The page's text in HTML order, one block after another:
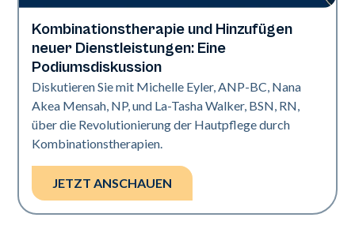
Art of Diversity
Kombinationstherapie und Hinzufügen
neuer Dienstleistungen: Eine
Podiumsdiskussion
Diskutieren Sie mit Michelle Eyler, ANP-BC, Nana
Akea Mensah, NP, und La-Tasha Walker, BSN, RN,
über die Revolutionierung der Hautpflege durch
Kombinationstherapien.
JETZT ANSCHAUEN